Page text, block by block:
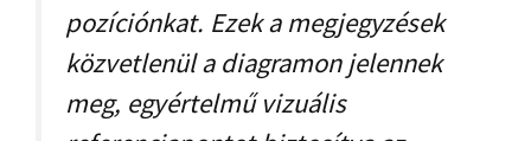
pozíciónkat. Ezek a megjegyzések
közvetlenül a diagramon jelennek
meg, egyértelmű vizuális